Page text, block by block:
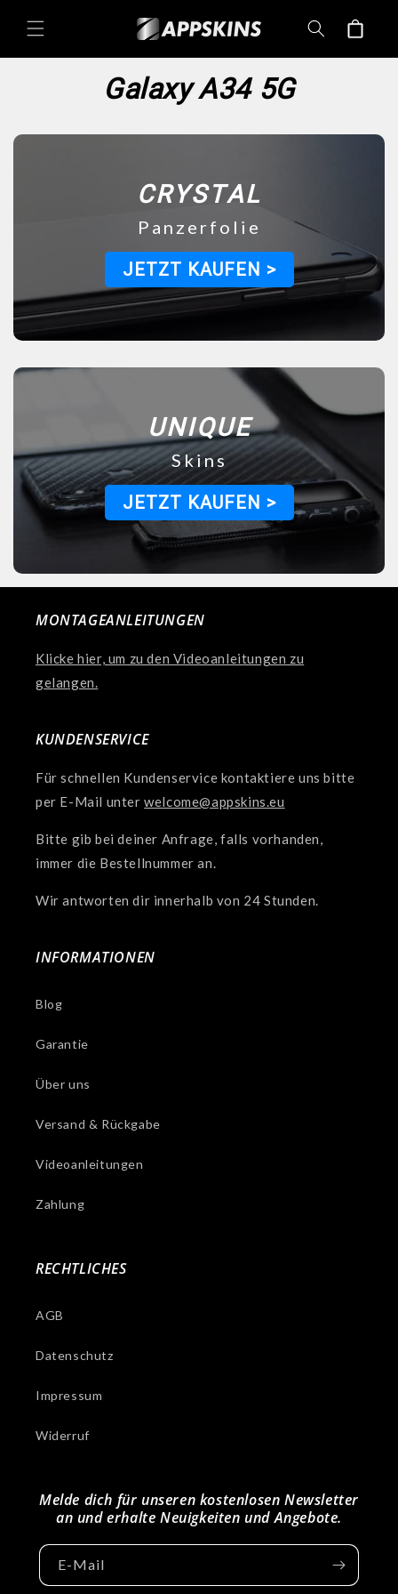
zum
Inhalt
Warenkorb
Galaxy A34 5G
CRYSTAL
Panzerfolie
JETZT KAUFEN >
UNIQUE
Skins
JETZT KAUFEN >
MONTAGEANLEITUNGEN
Klicke hier, um zu den Videoanleitungen zu
gelangen.
KUNDENSERVICE
Für schnellen Kundenservice kontaktiere uns bitte
per E-Mail unterwelcome@appskins.eu
Bitte gib bei deiner Anfrage, falls vorhanden,
immer die Bestellnummer an.
Wir antworten dir innerhalb von 24 Stunden.
INFORMATIONEN
Blog
Garantie
Über uns
Versand & Rückgabe
Videoanleitungen
Zahlung
RECHTLICHES
AGB
Datenschutz
Impressum
Widerruf
Melde dich für unseren kostenlosen Newsletter
an und erhalte Neuigkeiten und Angebote.
E-Mail